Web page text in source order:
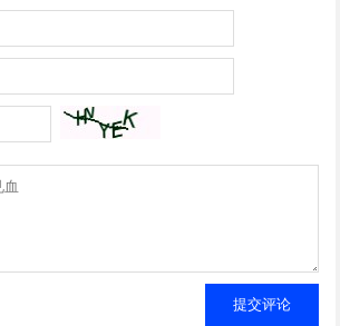
提交评论